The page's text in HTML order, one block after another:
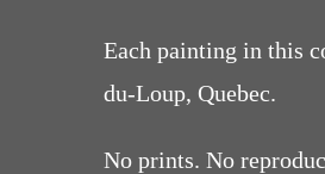
Each painting in this
du-Loup, Quebec.
No prints. No